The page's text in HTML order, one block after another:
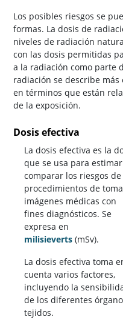
Los posibles riesgos se
formas. La dosis de
niveles de radiación
con las dosis permitidas
a la radiación como parte
radiación se describe
en términos que están
de la exposición.
Dosis efectiva
La dosis efectiva es la
que se usa para
comparar los riesgos de
procedimientos de
imágenes médicas con
fines diagnósticos. Se
expresa en
milisieverts(mSv).
La dosis efectiva toma
cuenta varios factores,
incluyendo la
de los diferentes
tejidos.